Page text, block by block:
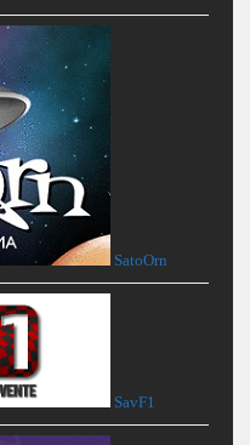
SatoOrn
SavF1